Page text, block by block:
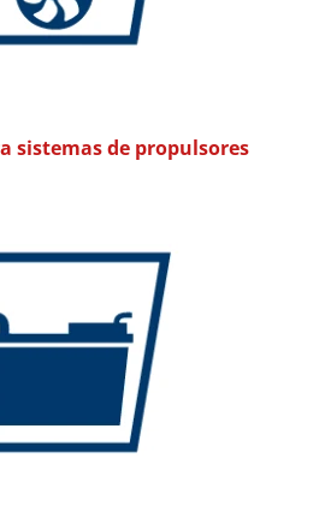
sistemas de propulsores